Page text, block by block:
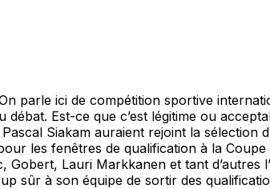
parle ici de compétition sportive
Est-ce que c’est légitime ou
Siakam auraient rejoint la sélection
les fenêtres de qualification à la
Gobert, Lauri Markkanen et tant d’autres
sûr à son équipe de sortir des